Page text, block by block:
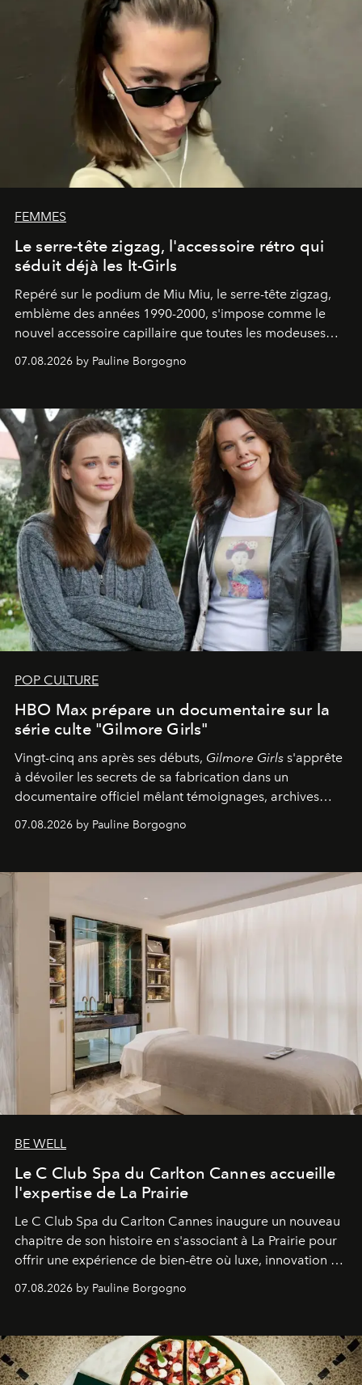
FEMMES
Le serre-tête zigzag, l'accessoire rétro qui
séduit déjà les It-Girls
Repéré sur le podium de Miu Miu, le serre-tête zigzag,
emblème des années 1990-2000, s'impose comme le
nouvel accessoire capillaire que toutes les modeuses
s'arrachent déjà.
07.08.2026 by Pauline Borgogno
POP CULTURE
HBO Max prépare un documentaire sur la
série culte "Gilmore Girls"
Vingt-cinq ans après ses débuts, Gilmore Girls s'apprête
à dévoiler les secrets de sa fabrication dans un
documentaire officiel mêlant témoignages, archives
inédites et plongée dans les coulisses d'un phénomène
générationnel.
07.08.2026 by Pauline Borgogno
BE WELL
Le C Club Spa du Carlton Cannes accueille
l'expertise de La Prairie
Le C Club Spa du Carlton Cannes inaugure un nouveau
chapitre de son histoire en s'associant à La Prairie pour
offrir une expérience de bien-être où luxe, innovation et
expertise se rencontrent.
07.08.2026 by Pauline Borgogno